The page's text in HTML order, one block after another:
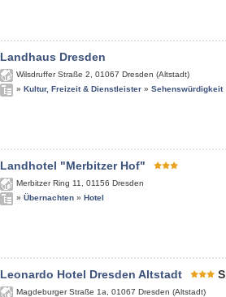
Landhaus Dresden
Wilsdruffer Straße 2 01067 Dresden (Altstadt)
» Kultur, Freizeit & Dienstleister » Sehenswürdigkeit
Landhotel "Merbitzer Hof"
Merbitzer Ring 11 01156 Dresden
» Übernachten » Hotel
Leonardo Hotel Dresden Altstadt S
Magdeburger Straße 1a 01067 Dresden (Altstadt)